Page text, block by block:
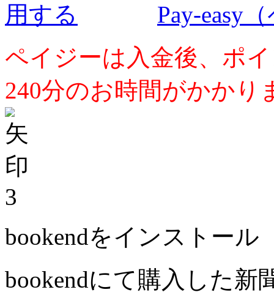
Pay-easy
ペイジーは入金後、ポ
240分のお時間がかかり
3
bookendをインストール
bookendにて購入した新